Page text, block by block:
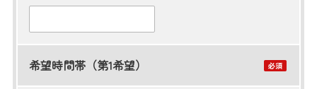
希望時間帯（第1希望）